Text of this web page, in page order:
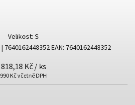
Velikost: S
| 7640162448352EAN: 7640162448352
818,18 Kč/ ks
990 Kč včetně DPH